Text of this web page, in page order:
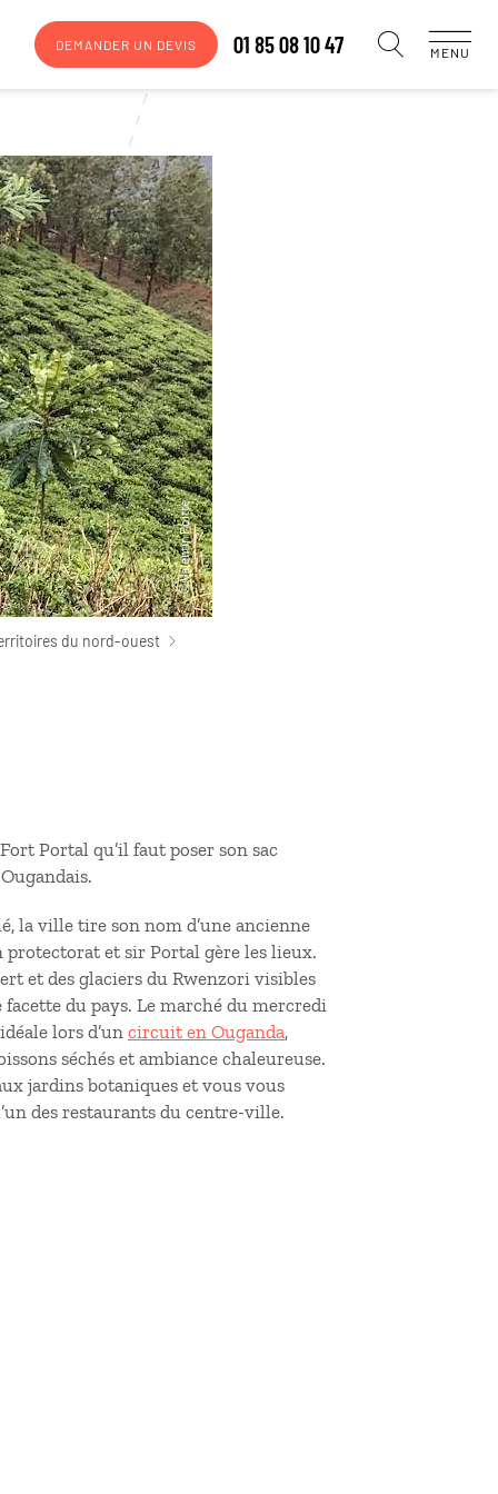
DEMANDER UN DEVIS 01 85 08 10 47 MENU
du nord-ouest
Portal qu’il faut poser son sac
la ville tire son nom d’une ancienne
protectorat et sir Portal gère les lieux.
et des glaciers du Rwenzori visibles
du pays. Le marché du mercredi
lors d’uncircuit en Ouganda,
séchés et ambiance chaleureuse.
jardins botaniques et vous vous
des restaurants du centre-ville.